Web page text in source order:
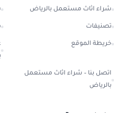
شراء اثاث مستعمل بالرياض
تصنيفات
خريطة الموقع
اتصل بنا – شراء اثاث مستعمل
بالرياض